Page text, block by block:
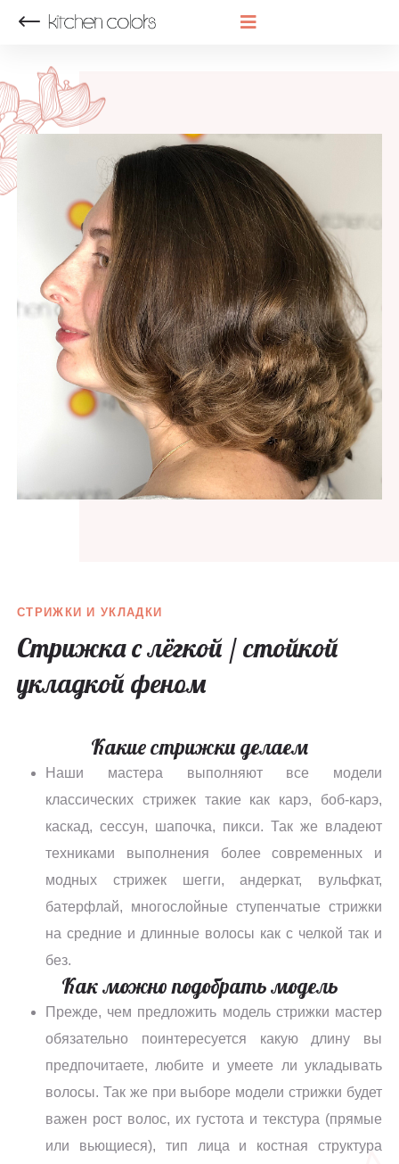
СТРИЖКИ И УКЛАДКИ
Стрижка с лёгкой / стойкой
укладкой феном
Какие стрижки делаем
Наши мастера выполняют все модели
классических стрижек такие как карэ, боб-карэ,
каскад, сессун, шапочка, пикси. Так же владеют
техниками выполнения более современных и
модных стрижек шегги, андеркат, вульфкат,
батерфлай, многослойные ступенчатые стрижки
на средние и длинные волосы как с челкой так и
без.
Как можно подобрать модель
Прежде, чем предложить модель стрижки мастер
обязательно поинтересуется какую длину вы
предпочитаете, любите и умеете ли укладывать
волосы. Так же при выборе модели стрижки будет
важен рост волос, их густота и текстура (прямые
или вьющиеся), тип лица и костная структура
НАЗАД